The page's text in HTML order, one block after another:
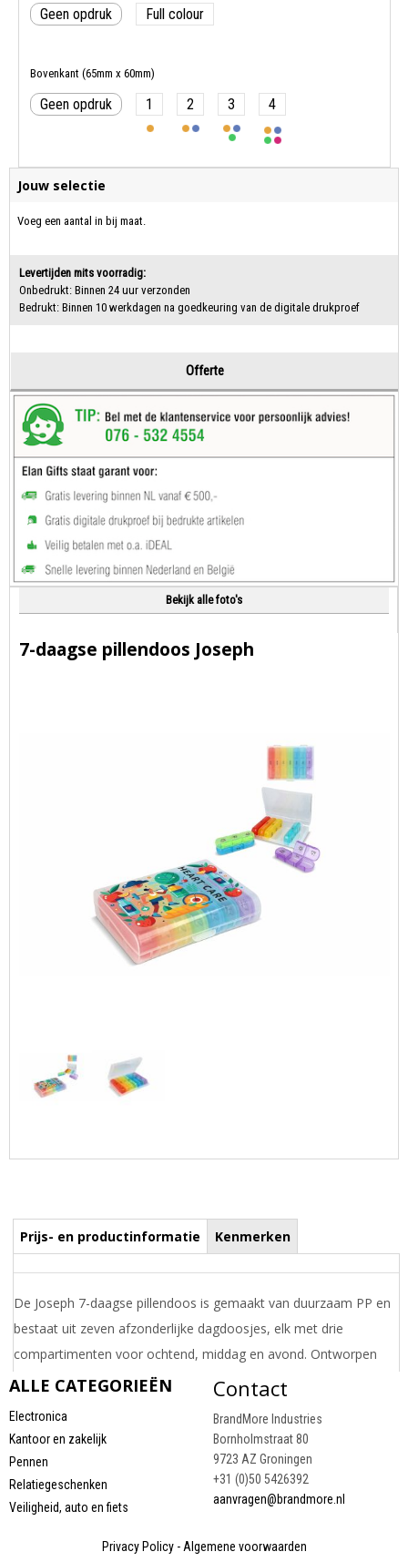
Geen opdruk Full colour
Bovenkant (65mm x 60mm)
Geen opdruk 1 2 3 4
Jouw selectie
Voeg een aantal in bij maat.
Levertijden mits voorradig:
Onbedrukt: Binnen 24 uur verzonden
Bedrukt: Binnen 10 werkdagen na goedkeuring van de digitale drukproef
Offerte
Bekijk alle foto's
7-daagse pillendoos Joseph
Prijs- en productinformatie Kenmerken
De Joseph 7-daagse pillendoos is gemaakt van duurzaam PP en
bestaat uit zeven afzonderlijke dagdoosjes, elk met drie
compartimenten voor ochtend, middag en avond. Ontworpen
voor georganiseerd dagelijks gebruik, maakt het compacte
tijdens het reizen.
Draai uw mobiel voor de Prijs informatie
Contact
BrandMore Industries
Bornholmstraat 80
9723 AZ Groningen
+31 (0)50 5426392
aanvragen@brandmore.nl
ALLE CATEGORIEËN
Electronica
Kantoor en zakelijk
Pennen
Relatiegeschenken
Veiligheid, auto en fiets
Privacy Policy- Algemene voorwaarden